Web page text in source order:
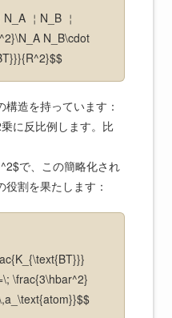
￤N_B ￤
N_B\cdot
造を持っています：
に反比例します。比
で、この簡略化され
割を果たします：
\frac{3\hbar^2}